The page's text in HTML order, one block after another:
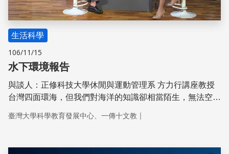
生活科學
106/11/15
水下環境報告
與談人：正修科技大學休閒與運動管理系 方力行講座教授
台灣四面環海，但我們對海洋的知識卻相當陌生，無法空拍
家使用生態大數據讓我們見樹又見林！ 活動網站與app下
臺灣大學科學教育發展中心、一傳十文教 ｜